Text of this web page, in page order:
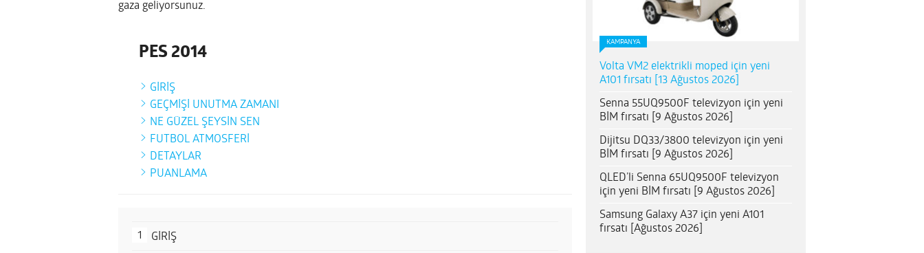
gaza geliyorsunuz.
GİRİŞ
KAMPANYA
Volta VM2 elektrikli moped için yeni
A101 fırsatı [13 Ağustos 2026]
Senna 55UQ9500F televizyon için yeni
BİM fırsatı [9 Ağustos 2026]
Dijitsu DQ33/3800 televizyon için yeni
BİM fırsatı [9 Ağustos 2026]
QLED’li Senna 65UQ9500F televizyon
için yeni BİM fırsatı [9 Ağustos 2026]
Samsung Galaxy A37 için yeni A101
fırsatı [Ağustos 2026]